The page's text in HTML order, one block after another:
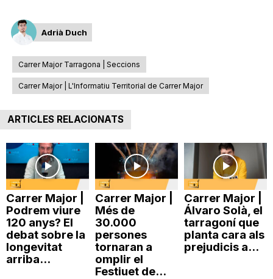
Adrià Duch
Carrer Major Tarragona | Seccions
Carrer Major | L'Informatiu Territorial de Carrer Major
ARTICLES RELACIONATS
Carrer Major |
Podrem viure
120 anys? El
debat sobre la
longevitat
arriba...
Carrer Major |
Més de
30.000
persones
tornaran a
omplir el
Festiuet de...
Carrer Major |
Álvaro Solà, el
tarragoní que
planta cara als
prejudicis a...